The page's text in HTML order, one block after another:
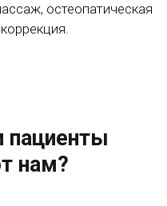
остеопатическая
нам?